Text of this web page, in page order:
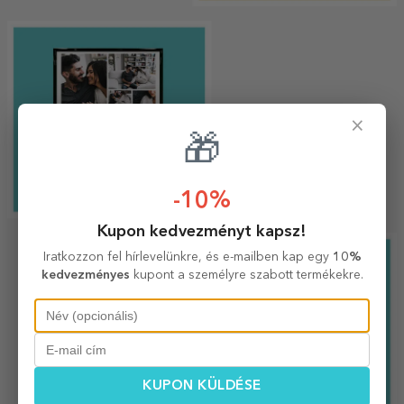
Személyre szabott italok
×
🎁
-10%
Kupon kedvezményt kapsz!
Iratkozzon fel hírlevelünkre, és e-mailben kap egy 10%
kedvezményes kupont a személyre szabott termékekre.
KUPON KÜLDÉSE